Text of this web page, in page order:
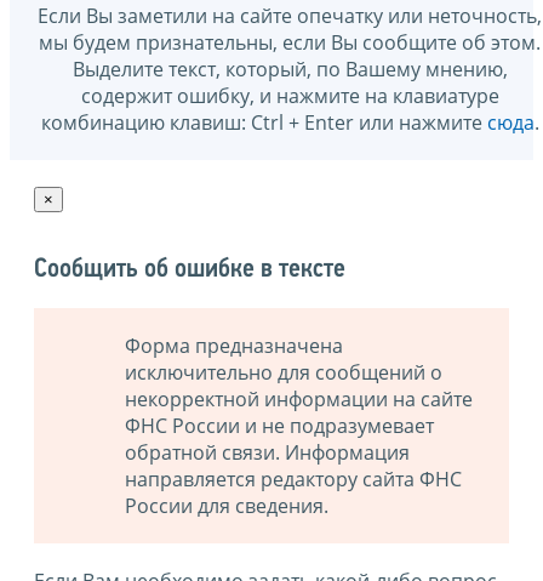
Если Вы заметили на сайте опечатку или неточность,
мы будем признательны, если Вы сообщите об этом.
Выделите текст, который, по Вашему мнению,
содержит ошибку, и нажмите на клавиатуре
комбинацию клавиш: Ctrl + Enter или нажмите сюда.
×
Сообщить об ошибке в тексте
Форма предназначена
исключительно для сообщений о
некорректной информации на сайте
ФНС России и не подразумевает
обратной связи. Информация
направляется редактору сайта ФНС
России для сведения.